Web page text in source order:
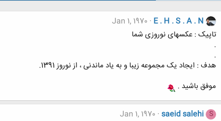
E . H . S . A . N
Jan 1, 1970
تاپیک : عکسهای نوروزی شما
.
.
هدف : ایجاد یک مجموعه زیبا و به یاد ماندنی ، از نوروز 1391.
موفق باشید .
S
saeid salehi
Jan 1, 1970